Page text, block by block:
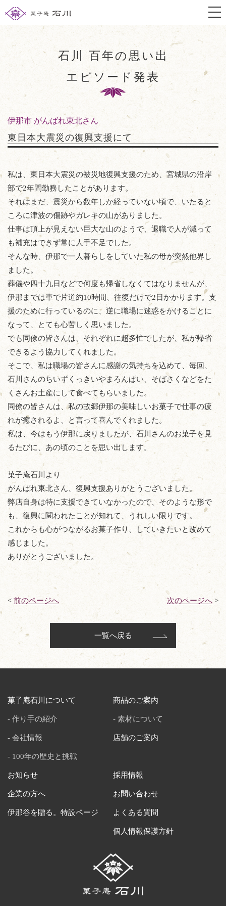
石川 百年の思い出
エピソード発表
伊那市 がんばれ東北さん
東日本大震災の復興支援にて
私は、東日本大震災の被災地復興支援のため、宮城県の沿岸
部で2年間勤務したことがあります。
それはまだ、震災から数年しか経っていない頃で、いたると
ころに津波の傷跡やガレキの山がありました。
仕事は頂上が見えない巨大な山のようで、退職で人が減って
も補充はできず常に人手不足でした。
そんな時、伊那で一人暮らしをしていた私の母が突然他界し
ました。
葬儀や四十九日などで何度も帰省しなくてはなりませんが、
伊那までは車で片道約10時間、往復だけで2日かかります。支
援のために行っているのに、逆に職場に迷惑をかけることに
なって、とても心苦しく思いました。
でも同僚の皆さんは、それぞれに超多忙でしたが、私が帰省
できるよう協力してくれました。
そこで、私は職場の皆さんに感謝の気持ちを込めて、毎回、
石川さんのちいずくっきいやまろんぱい、そばさくなどをた
くさんお土産にして食べてもらいました。
同僚の皆さんは、私の故郷伊那の美味しいお菓子で仕事の疲
れが癒されるよ、と言って喜んでくれました。
私は、今はもう伊那に戻りましたが、石川さんのお菓子を見
るたびに、あの頃のことを思い出します。
菓子庵石川より
がんばれ東北さん、復興支援ありがとうございました。
弊店自身は特に支援できていなかったので、そのような形で
も、復興に関われたことが知れて、うれしい限りです。
これからも心がつながるお菓子作り、していきたいと改めて
感じました。
ありがとうございました。
< 前のページへ 次のページへ >
一覧へ戻る
菓子庵石川について
作り手の紹介
会社情報
100年の歴史と挑戦
商品のご案内
素材について
店舗のご案内
お知らせ
企業の方へ
伊那谷を贈る。特設ページ
採用情報
お問い合わせ
よくある質問
個人情報保護方針